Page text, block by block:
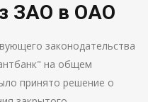
ЗАО в ОАО
законодательства
на общем
принято решение о